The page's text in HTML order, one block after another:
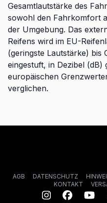
Gesamtlautstärke des
sowohl den Fahrkomfort
der Umgebung. Das
Reifens wird im EU-
(geringste Lautstärke) bis
eingestuft, in Dezibel (dB)
europäischen
verglichen.
AGB DATENSCHUTZ
KONTAKT